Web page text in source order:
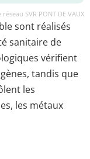
SVR PONT DE VAUX
sont réalisés
sanitaire de
vérifient
tandis que
les
les métaux